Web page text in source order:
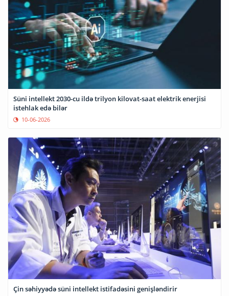
Süni intellekt 2030-cu ildə trilyon kilovat-saat elektrik enerjisi
istehlak edə bilər
10-06-2026
Çin səhiyyədə süni intellekt istifadəsini genişləndirir